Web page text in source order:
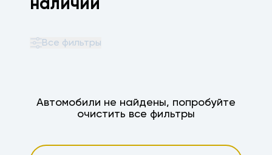
наличии
Автомобили не найдены, попробуйте
очистить все фильтры
Все фильтры